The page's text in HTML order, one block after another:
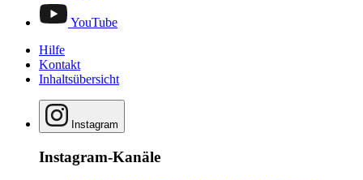
YouTube
Hilfe
Kontakt
Inhaltsübersicht
Instagram
Instagram-Kanäle